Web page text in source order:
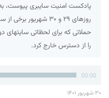
پادکست امنیت سایبری پیوست،
روزهای ۲۹ و ۳۰
حملاتی که برای لحظاتی سایتهای
را از دسترس خارج کرد.
پخش‌کننده
00:00
۳۰ شهریور ۱۴۰۱